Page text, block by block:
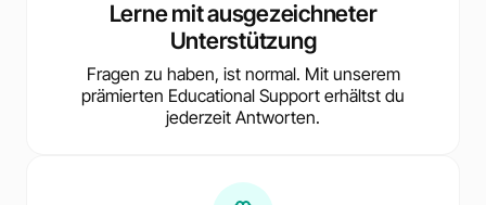
Lerne mit ausgezeichneter
Unterstützung
Fragen zu haben, ist normal. Mit unserem
prämierten Educational Support erhältst du
jederzeit Antworten.